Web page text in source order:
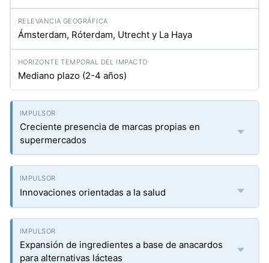
Ámsterdam, Róterdam, Utrecht y La Haya
Mediano plazo (2-4 años)
Creciente presencia de marcas propias en
supermercados
Innovaciones orientadas a la salud
Expansión de ingredientes a base de anacardos
para alternativas lácteas